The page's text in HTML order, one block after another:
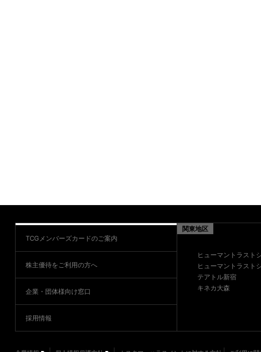
TCGメンバーズカードのご案内
株主優待をご利用の方へ
企業・団体様向け窓口
採用情報
関東地区
ヒューマントラスト
ヒューマントラスト
テアトル新宿
キネカ大森